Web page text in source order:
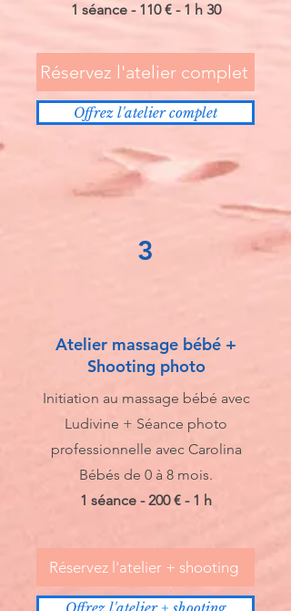
1 séance - 110 € - 1 h 30
Réservez l'atelier complet
Offrez l'atelier complet
3
Atelier massage bébé +
Shooting photo
Initiation au massage bébé avec
Ludivine + Séance photo
professionnelle avec Carolina
Bébés de 0 à 8 mois.
1 séance - 200 € - 1 h
Réservez l'atelier + shooting